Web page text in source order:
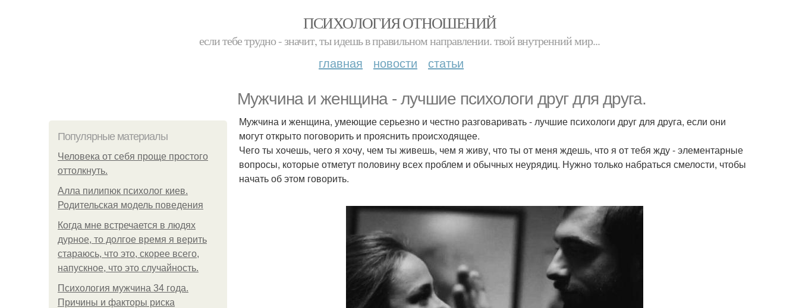
ПСИХОЛОГИЯ ОТНОШЕНИЙ
если тебе трудно - значит, ты идешь в правильном направлении. твой внутренний мир...
главная новости статьи
Мужчина и женщина - лучшие психологи друг для друга.
Популярные материалы
Человека от себя проще простого
оттолкнуть.
Алла пилипюк психолог киев.
Родительская модель поведения
Когда мне встречается в людях
дурное, то долгое время я верить
стараюсь, что это, скорее всего,
напускное, что это случайность.
Психология мужчина 34 года.
Причины и факторы риска
Мужчина и женщина, умеющие серьезно и честно разговаривать - лучшие психологи друг для друга, если они
могут открыто поговорить и прояснить происходящее.
Чего ты хочешь, чего я хочу, чем ты живешь, чем я живу, что ты от меня ждешь, что я от тебя жду - элементарные
вопросы, которые отметут половину всех проблем и обычных неурядиц. Нужно только набраться смелости, чтобы
начать об этом говорить.